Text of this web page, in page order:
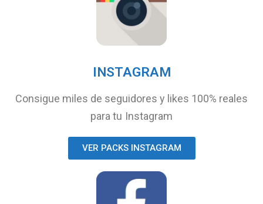
INSTAGRAM
Consigue miles de seguidores y likes 100% reales
para tu Instagram
VER PACKS INSTAGRAM